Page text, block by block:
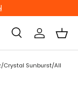
Sök Logga inKorg
Crystal Sunburst/All